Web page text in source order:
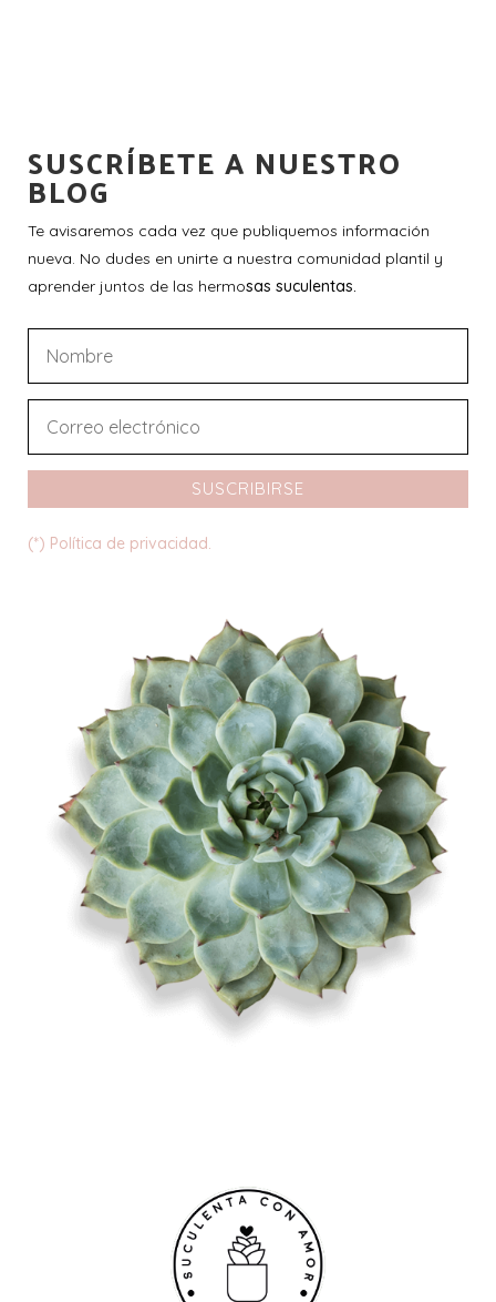
SUSCRÍBETE A NUESTRO
BLOG
Te avisaremos cada vez que publiquemos información
nueva. No dudes en unirte a nuestra comunidad plantil y
aprender juntos de las hermosas suculentas.
SUSCRIBIRSE
(*) Política de privacidad.